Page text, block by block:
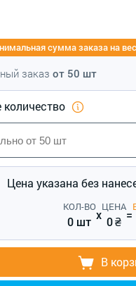
сумма заказа на
заказ от 50 шт
Цена указана без
КОЛ-ВО
0 шт x
ЦЕНА
0₴ =
В